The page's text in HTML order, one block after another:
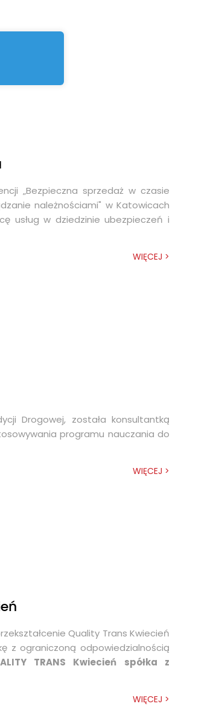
„Bezpieczna sprzedaż w czasie
należnościami" w Katowicach
usług w dziedzinie ubezpieczeń i
WIĘCEJ >
Drogowej, została konsultantką
programu nauczania do
WIĘCEJ >
Quality Trans Kwiecień
z ograniczoną odpowiedzialnością
TRANS Kwiecień spółka z
WIĘCEJ >